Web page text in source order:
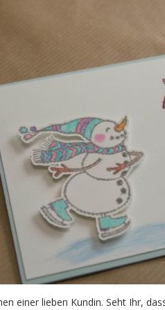
einer lieben Kundin. Seht Ihr,